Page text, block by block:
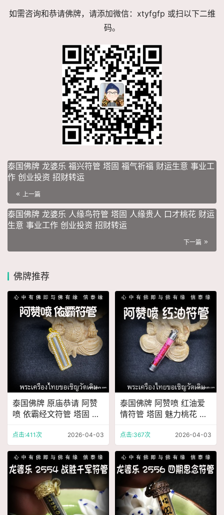
如需咨询和恭请佛牌，请添加微信：xtyfgfp 或扫以下二维
码。
泰国佛牌 龙婆乐 福兴符管 塔固 福气祈福 财运生意 事业工
作 创业投资 招财转运
上一篇
泰国佛牌 龙婆乐 人缘鸟符管 塔固 人缘贵人 口才桃花 财运
生意 事业工作 创业投资 招财转运
下一篇
佛牌推荐
泰国佛牌 原庙恭请 阿赞
喷 依霸经文符管 塔固 镶
点击:411次 2026-04-03
泰国佛牌 阿赞喷 红油爱
情符管 塔固 魅力桃花 感
业
点击:367次 2026-04-03